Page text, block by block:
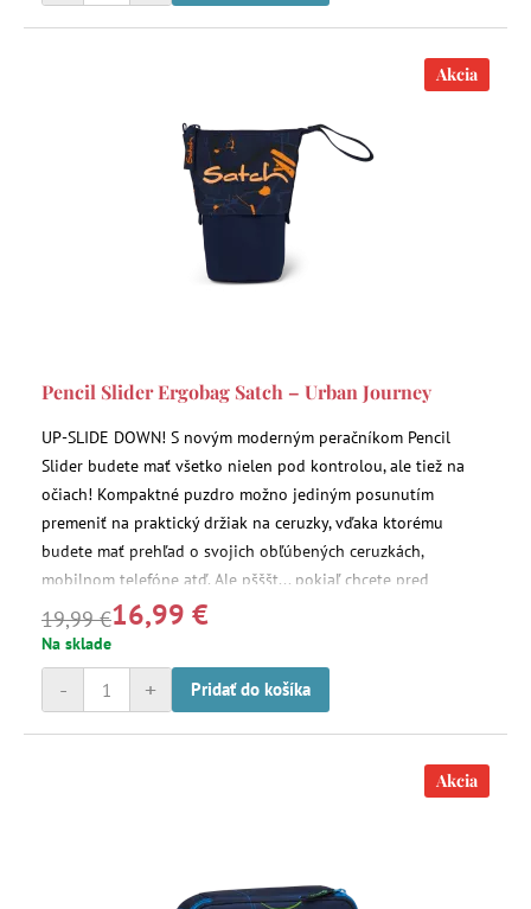
Akcia
Pencil Slider Ergobag Satch – Urban Journey
UP-SLIDE DOWN! S novým moderným peračníkom Pencil
Slider budete mať všetko nielen pod kontrolou, ale tiež na
očiach! Kompaktné puzdro možno jediným posunutím
premeniť na praktický držiak na ceruzky, vďaka ktorému
budete mať prehľad o svojich obľúbených ceruzkách,
mobilnom telefóne atď. Ale pšššt... pokiaľ chcete pred
ostatnými niečo skryť, môžete to jednoducho uschovať do
tajného vrecka.
19,99 €16,99 €
Na sklade
+
- Pridať do košíka
Akcia